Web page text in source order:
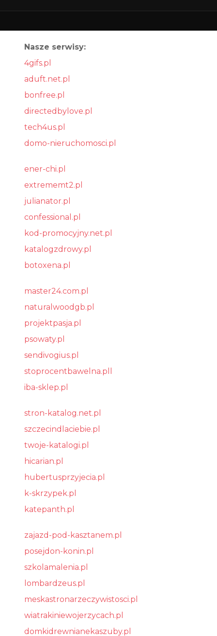
Nasze serwisy:
4gifs.pl
aduft.net.pl
bonfree.pl
directedbylove.pl
tech4us.pl
domo-nieruchomosci.pl
ener-chi.pl
extrememt2.pl
julianator.pl
confessional.pl
kod-promocyjny.net.pl
katalogzdrowy.pl
botoxena.pl
master24.com.pl
naturalwoodgb.pl
projektpasja.pl
psowaty.pl
sendivogius.pl
stoprocentbawelna.pll
iba-sklep.pl
stron-katalog.net.pl
szczecindlaciebie.pl
twoje-katalogi.pl
hicarian.pl
hubertusprzyjecia.pl
k-skrzypek.pl
katepanth.pl
zajazd-pod-kasztanem.pl
posejdon-konin.pl
szkolamalenia.pl
lombardzeus.pl
meskastronarzeczywistosci.pl
wiatrakiniewojerzycach.pl
domkidrewnianekaszuby.pl